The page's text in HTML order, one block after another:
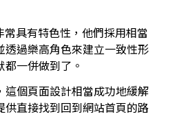
具有特色性，他們採用相當
透過樂高角色來建立一致性形
一併做到了。
這個頁面設計相當成功地緩解
供直接找到回到網站首頁的路